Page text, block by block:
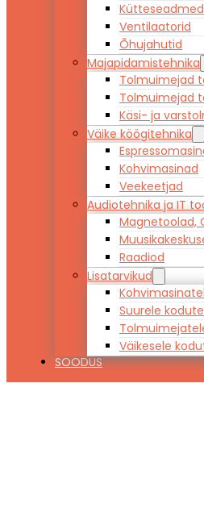
Kütteseadmed
Ventilaatorid
Õhujahutid
Majapidamistehnika
Tolmuimejad
Tolmuimejad
Käsi- ja
Väike köögitehnika
Kohvimasinad
Veekeetjad
Audiotehnika ja IT
Magnetoolad,
Raadiod
Lisatarvikud
Suurele
Väikesele
SOODUS